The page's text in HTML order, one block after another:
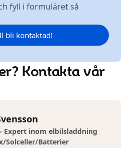
fyll i formuläret så
bli kontaktad!
Kontakta vår
Expert inom elbilsladdning
Solceller/Batterier